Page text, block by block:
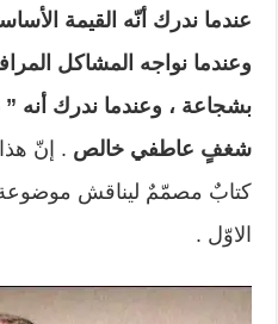
عندما ندرك أنّه القيمة
وعندما نواجه المشاكل
بشجاعة ، وعندما ندرك
شغفٍ عاطفي خالص . إنّ
كتابٌ مصمّمٌ ليناقش
الاوّل .